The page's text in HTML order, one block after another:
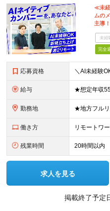
≪未経
ムの
主導！
未経
完全
応募資格
給与
勤務地
働き方 リモートワ
残業時間 20時間以内
求人を見る
掲載終了予定